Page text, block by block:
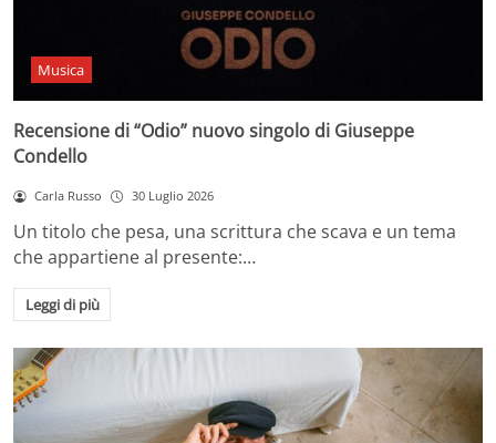
Musica
Recensione di “Odio” nuovo singolo di Giuseppe
Condello
Carla Russo 30 Luglio 2026
Un titolo che pesa, una scrittura che scava e un tema
che appartiene al presente:…
Leggi di più